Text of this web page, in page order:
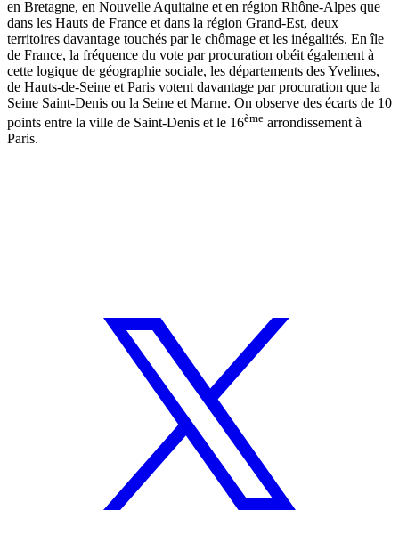
en Bretagne, en Nouvelle Aquitaine et en région Rhône-Alpes que
dans les Hauts de France et dans la région Grand-Est, deux
territoires davantage touchés par le chômage et les inégalités. En île
de France, la fréquence du vote par procuration obéit également à
cette logique de géographie sociale, les départements des Yvelines,
de Hauts-de-Seine et Paris votent davantage par procuration que la
Seine Saint-Denis ou la Seine et Marne. On observe des écarts de 10
points entre la ville de Saint-Denis et le 16ème arrondissement à
Paris.